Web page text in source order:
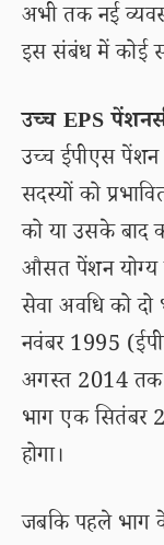
अभी तक नई
इस संबंध में कोई
उच्च EPS
उच्च ईपीएस पेंशन
सदस्यों को
को या उसके बाद
औसत पेंशन योग्य
सेवा अवधि को दो
नवंबर 1995
अगस्त 2014 तक
भाग एक सितंबर
होगा।
जबकि पहले भाग